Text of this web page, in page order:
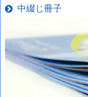
中綴じ冊子